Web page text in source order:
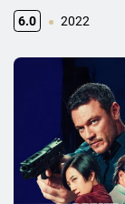
6.0 2022